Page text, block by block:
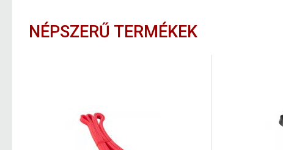
NÉPSZERŰ TERMÉKEK